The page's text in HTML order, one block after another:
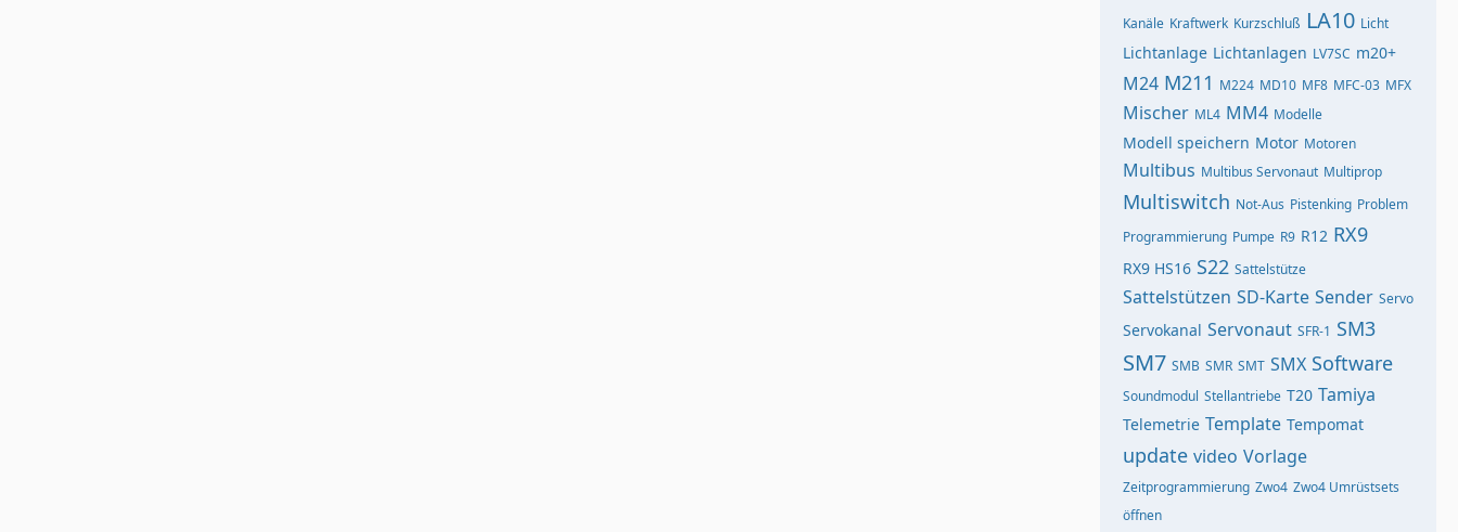
Kanäle Kraftwerk Kurzschluß LA10 Licht
Lichtanlage Lichtanlagen LV7SC m20+
M24 M211 M224 MD10 MF8 MFC-03 MFX
Mischer ML4 MM4 Modelle
Modell speichern Motor Motoren
Multibus Multibus Servonaut Multiprop
Multiswitch Not-Aus Pistenking Problem
Programmierung Pumpe R9 R12 RX9
RX9 HS16 S22 Sattelstütze
Sattelstützen SD-Karte Sender Servo
Servokanal Servonaut SFR-1 SM3
SM7 SMB SMR SMT SMX Software
Soundmodul Stellantriebe T20 Tamiya
Telemetrie Template Tempomat
update video Vorlage
Zeitprogrammierung Zwo4 Zwo4 Umrüstsets
öffnen